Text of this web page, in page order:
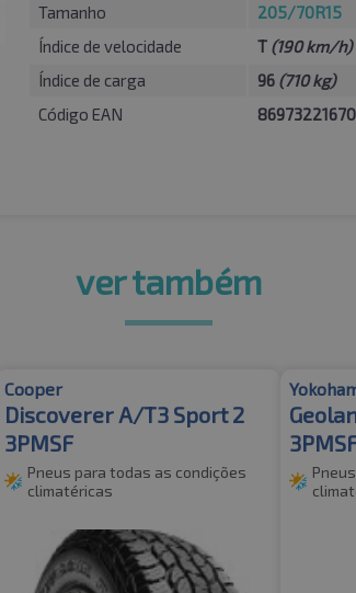
Tamanho
205/70R15
Índice de velocidade
T (190 km/h)
Índice de carga
96 (710 kg)
Código EAN
ver também
Cooper
Discoverer A/T3 Sport 2
3PMSF
Pneus para todas as condições
climatéricas